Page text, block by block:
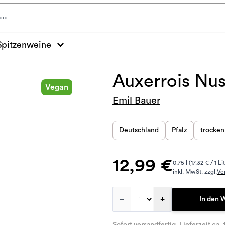
Vegan Auxerrois
Emil Bauer
Deutschland Pfalz trocken
12,99 €0.75 l (17.32 € / 1
inkl. MwSt. zzgl.
– + In den